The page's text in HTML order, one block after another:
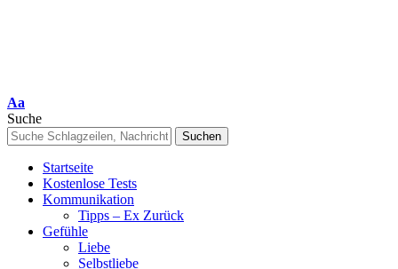
Font
Resizer
Aa
Suche
Startseite
Kostenlose Tests
Kommunikation
Tipps – Ex Zurück
Gefühle
Liebe
Selbstliebe